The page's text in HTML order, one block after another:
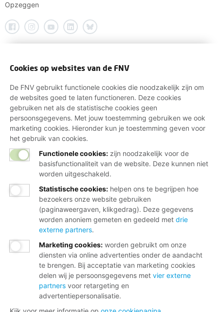
Opzeggen
Cookies op websites van de FNV
De FNV gebruikt functionele cookies die noodzakelijk zijn om
de websites goed te laten functioneren. Deze cookies
gebruiken net als de statistische cookies geen
persoonsgegevens. Met jouw toestemming gebruiken we ook
marketing cookies. Hieronder kun je toestemming geven voor
het gebruik van cookies.
Functionele cookies: zijn noodzakelijk voor de
basisfunctionaliteit van de website. Deze kunnen niet
worden uitgeschakeld.
Statistische cookies: helpen ons te begrijpen hoe
bezoekers onze website gebruiken
(paginaweergaven, klikgedrag). Deze gegevens
worden anoniem gemeten en gedeeld met drie
externe partners.
Marketing cookies: worden gebruikt om onze
diensten via online advertenties onder de aandacht
te brengen. Bij acceptatie van marketing cookies
delen wij je persoonsgegevens met vier externe
partners voor retargeting en
advertentiepersonalisatie.